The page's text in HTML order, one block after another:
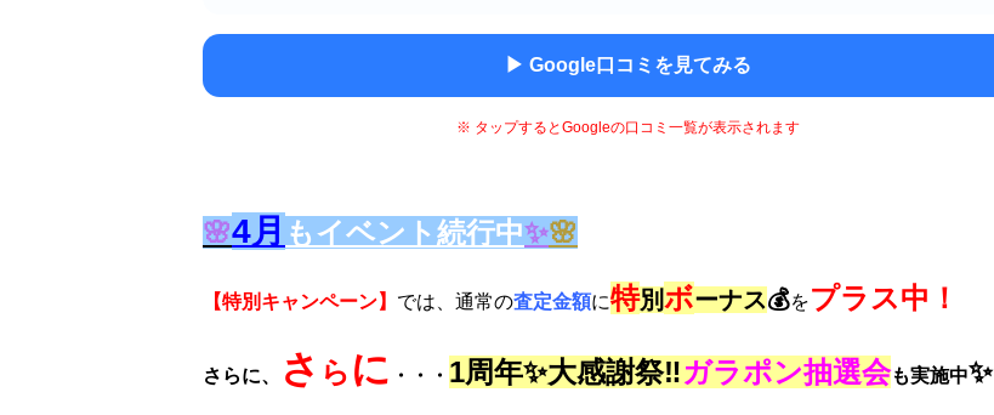
▶ Google口コミを見てみる
※ タップするとGoogleの口コミ一覧が表示されます
🌸4月 もイベント続行中✨🌸
【特別キャンペーン】 では、通常の査定金額に特別ボーナス💰をプラス中！
さらに、 さ ら に ・・・ 1周年✨大感謝祭‼️ガラポン抽選会も実施中✨